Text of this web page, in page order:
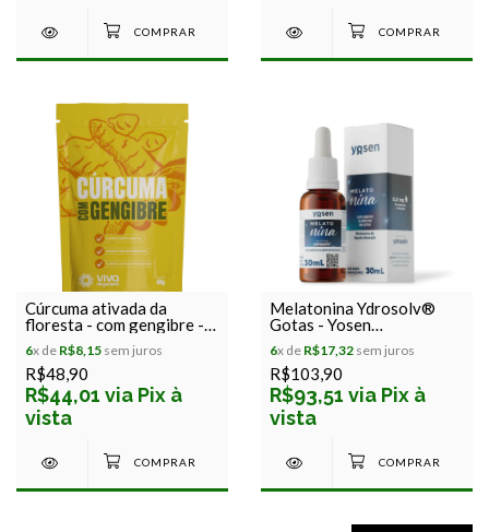
Cúrcuma ativada da
floresta - com gengibre -
raízes de poder - viva
regenera - 60g
6x de R$8,15 sem juros
R$48,90
R$44,01 via Pix à
vista
Melatonina Ydrosolv®
Gotas - Yosen
Nanothecnology - 30ml
6x de R$17,32 sem juros
R$103,90
R$93,51 via Pix à
vista